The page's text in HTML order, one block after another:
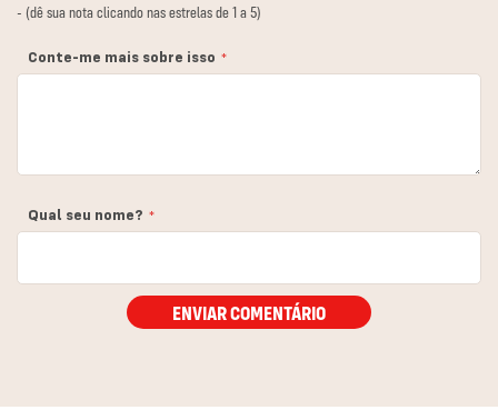
12
3
4
5
- (dê sua nota clicando nas estrelas de 1 a 5)
Conte-me mais sobre isso
Qual seu nome?
ENVIAR COMENTÁRIO